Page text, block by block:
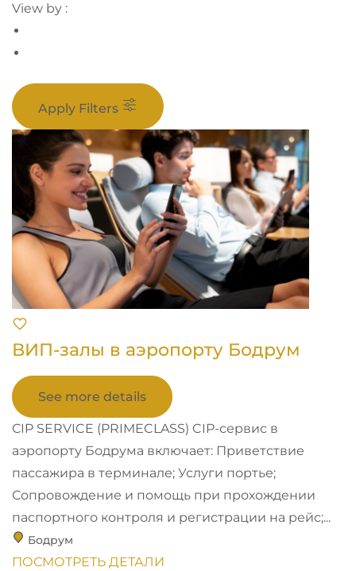
View by :
Apply Filters
ВИП-залы в аэропорту Бодрум
See more details
СIP SERVICE (PRIMECLASS) CIP-сервис в
аэропорту Бодрума включает: Приветствие
пассажира в терминале; Услуги портье;
Сопровождение и помощь при прохождении
паспортного контроля и регистрации на рейс;...
Бодрум
ПОСМОТРЕТЬ ДЕТАЛИ